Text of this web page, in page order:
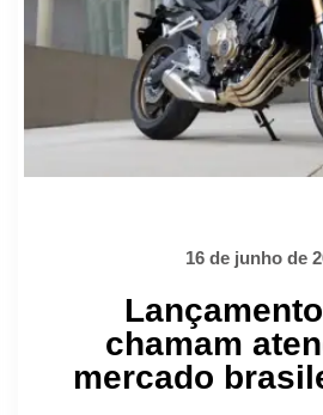
16 de junho de
chamam
mercado